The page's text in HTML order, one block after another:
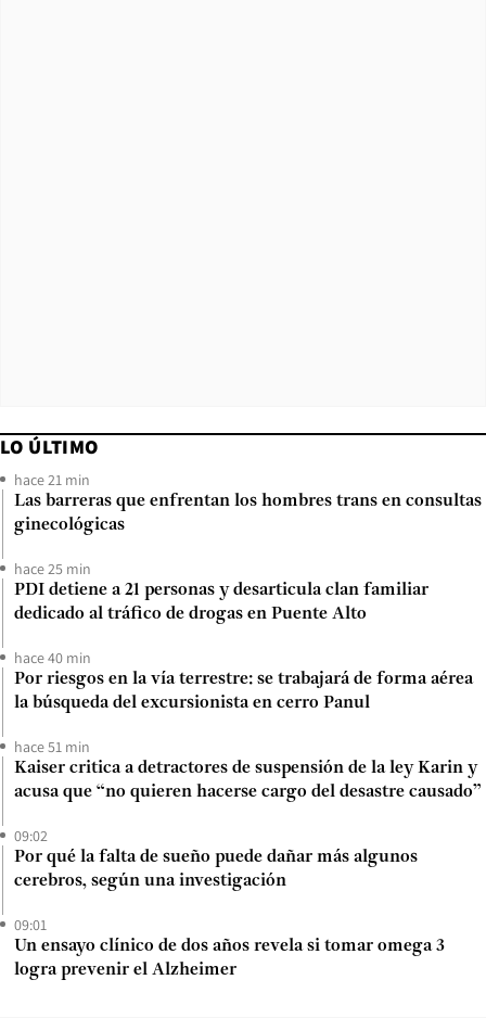
LO ÚLTIMO
hace 21 min
Las barreras que enfrentan los hombres trans en consultas
ginecológicas
hace 25 min
PDI detiene a 21 personas y desarticula clan familiar
dedicado al tráfico de drogas en Puente Alto
hace 40 min
Por riesgos en la vía terrestre: se trabajará de forma aérea
la búsqueda del excursionista en cerro Panul
hace 51 min
Kaiser critica a detractores de suspensión de la ley Karin y
acusa que “no quieren hacerse cargo del desastre causado”
09:02
Por qué la falta de sueño puede dañar más algunos
cerebros, según una investigación
09:01
Un ensayo clínico de dos años revela si tomar omega 3
logra prevenir el Alzheimer